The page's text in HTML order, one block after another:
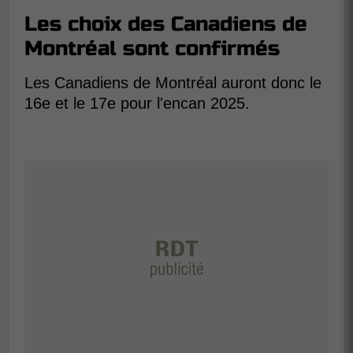
Les choix des Canadiens de
Montréal sont confirmés
Les Canadiens de Montréal auront donc le
16e et le 17e pour l'encan 2025.